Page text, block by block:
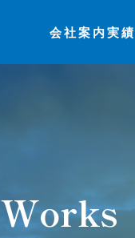
会社案内実績
Works